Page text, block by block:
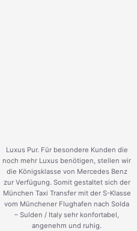
Luxus Pur. Für besondere Kunden die
noch mehr Luxus benötigen, stellen wir
die Königsklasse von Mercedes Benz
zur Verfügung. Somit gestaltet sich der
München Taxi Transfer mit der S-Klasse
vom Münchener Flughafen nach Solda
– Sulden / Italy sehr konfortabel,
angenehm und ruhig.